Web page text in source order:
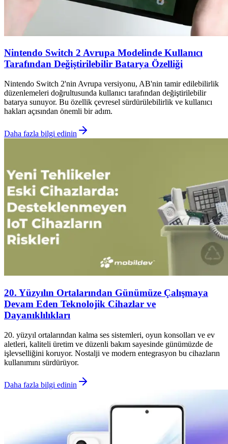
Nintendo Switch 2 Avrupa Modelinde Kullanıcı
Tarafından Değiştirilebilir Batarya Özelliği
Nintendo Switch 2'nin Avrupa versiyonu, AB'nin tamir edilebilirlik
düzenlemeleri doğrultusunda kullanıcı tarafından değiştirilebilir
batarya sunuyor. Bu özellik çevresel sürdürülebilirlik ve kullanıcı
hakları açısından önemli bir adım.
Daha fazla bilgi edinin
20. Yüzyılın Ortalarından Günümüze Çalışmaya
Devam Eden Teknolojik Cihazlar ve
Dayanıklılıkları
20. yüzyıl ortalarından kalma ses sistemleri, oyun konsolları ve ev
aletleri, kaliteli üretim ve düzenli bakım sayesinde günümüzde de
işlevselliğini koruyor. Nostalji ve modern entegrasyon bu cihazların
kullanımını sürdürüyor.
Daha fazla bilgi edinin